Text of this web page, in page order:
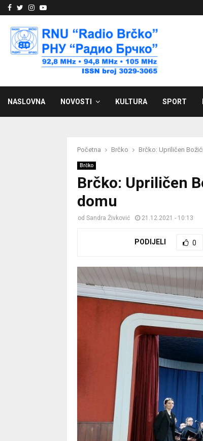
Facebook
Twitter
Instagram
Youtube
NASLOVNA NOVOSTI KULTURA SPORT
Početna Brčko Brčko: Upriličen
Brčko
Brčko: Upriličen
domu
od Sandra Živković 21.12.2021 - 10:13
PODIJELI 0